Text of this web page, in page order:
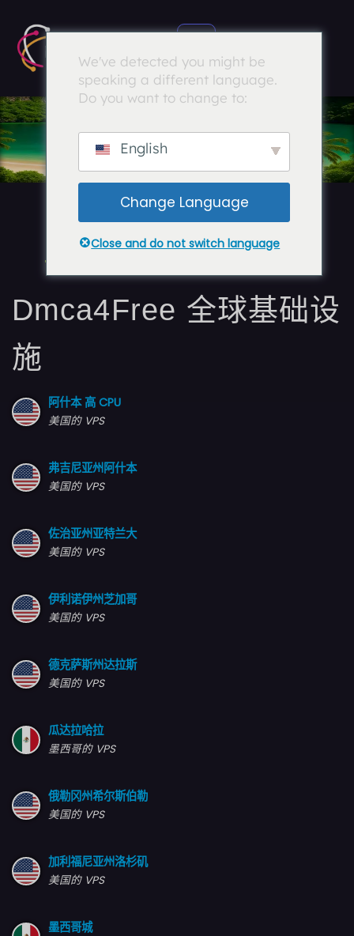
北美 VPS 主机
Dmca4Free 全球基础设
施
阿什本 高 CPU
美国的 VPS
弗吉尼亚州阿什本
美国的 VPS
佐治亚州亚特兰大
美国的 VPS
伊利诺伊州芝加哥
美国的 VPS
德克萨斯州达拉斯
美国的 VPS
瓜达拉哈拉
墨西哥的 VPS
俄勒冈州希尔斯伯勒
美国的 VPS
加利福尼亚州洛杉矶
美国的 VPS
墨西哥城
We've detected you might be
speaking a different language.
Do you want to change to:
English
Change Language
Close and do not switch language